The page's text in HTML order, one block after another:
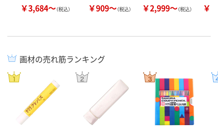
￥3,684～（税込） ￥909～（税込） ￥2,999～（税込） ￥
画材の売れ筋ランキング